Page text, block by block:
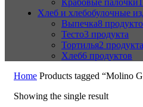
Крабовые палочки
Хлеб и хлебобулочные
Выпечка8
Тесто3 продукта
Тортилья2 продукта
Хлеб6 продуктов
Home Products tagged “Molino
Showing the single result